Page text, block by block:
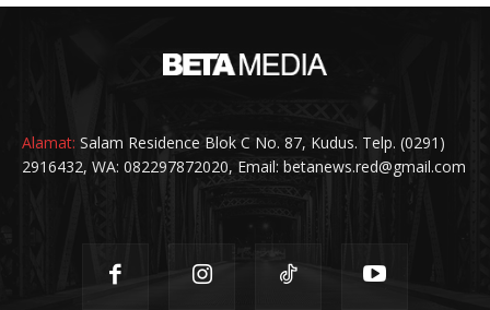
Alamat: Salam Residence Blok C No. 87, Kudus. Telp. (0291)
2916432, WA: 082297872020, Email: betanews.red@gmail.com